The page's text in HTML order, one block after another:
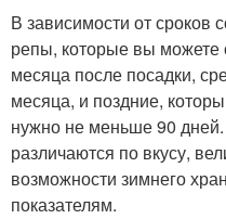
В зависимости от сроков
репы, которые вы можете
месяца после посадки,
месяца, и поздние,
нужно не меньше 90 дней.
различаются по вкусу,
возможности зимнего
показателям.